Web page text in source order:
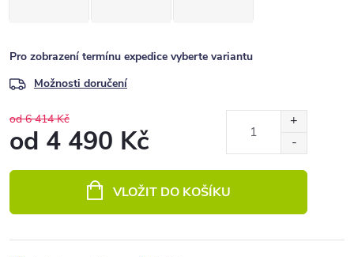
Pro zobrazení termínu expedice vyberte variantu
Možnosti doručení
od 6 414 Kč
od 4 490 Kč
VLOŽIT DO KOŠÍKU